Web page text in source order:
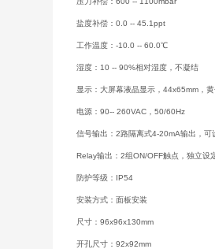
盐度补偿：0.0 -- 45.1ppt
工作温度：-10.0 -- 60.0℃
湿度： 10 -- 90%相对湿度，不凝结
显示：大屏幕液晶显示，44x65mm，
电源：90-- 260VAC，50/60Hz
信号输出：2路隔离式4-20mA输出，
Relay输出：2组ON/OFF触点，独立设
防护等级： IP54
安装方式：面板安装
尺寸：96x96x130mm
开孔尺寸：92x92mm